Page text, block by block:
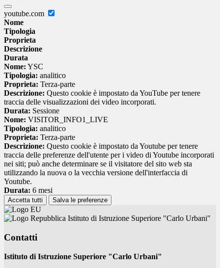
youtube.com
Nome
Tipologia
Proprieta
Descrizione
Durata
Nome: YSC
Tipologia: analitico
Proprieta: Terza-parte
Descrizione: Questo cookie è impostato da YouTube per tenere
traccia delle visualizzazioni dei video incorporati.
Durata: Sessione
Nome: VISITOR_INFO1_LIVE
Tipologia: analitico
Proprieta: Terza-parte
Descrizione: Questo cookie è impostato da Youtube per tenere
traccia delle preferenze dell'utente per i video di Youtube incorporati
nei siti; può anche determinare se il visitatore del sito web sta
utilizzando la nuova o la vecchia versione dell'interfaccia di
Youtube.
Durata: 6 mesi
Accetta tutti Salva le preferenze
Istituto di Istruzione Superiore "Carlo Urbani"
Contatti
Istituto di Istruzione Superiore "Carlo Urbani"